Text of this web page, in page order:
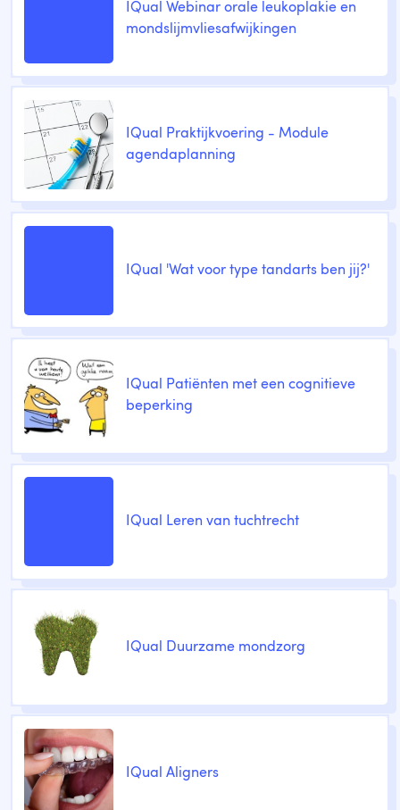
IQual Webinar orale leukoplakie en
mondslijmvliesafwijkingen
IQual Praktijkvoering - Module
agendaplanning
IQual 'Wat voor type tandarts ben jij?'
IQual Patiënten met een cognitieve
beperking
IQual Leren van tuchtrecht
IQual Duurzame mondzorg
IQual Aligners